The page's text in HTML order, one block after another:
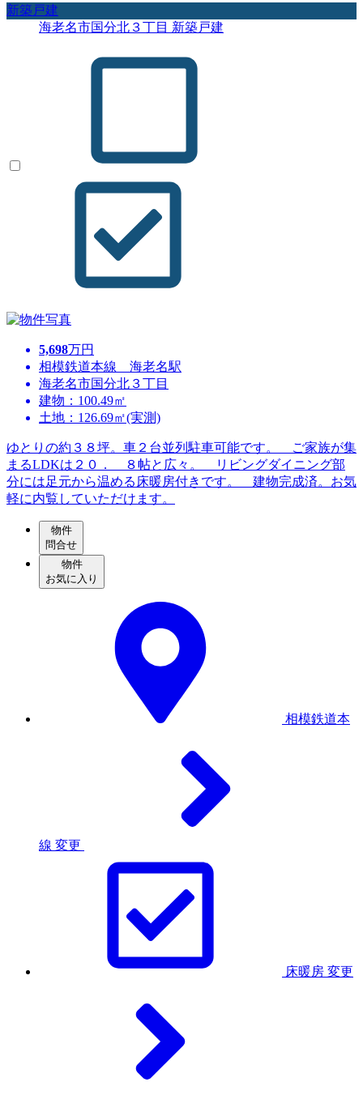
新築戸建
海老名市国分北３丁目 新築戸建
5,698万円
相模鉄道本線 海老名駅
海老名市国分北３丁目
建物：100.49㎡
土地：126.69㎡(実測)
ゆとりの約３８坪。車２台並列駐車可能です。 ご家族が集
まるLDKは２０． ８帖と広々。 リビングダイニング部
分には足元から温める床暖房付きです。 建物完成済。お気
軽に内覧していただけます。
物件
問合せ
物件
お気に入り
相模鉄道本
線 変更
床暖房 変更